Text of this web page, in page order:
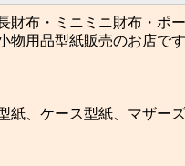
財布・ミニミニ財布・ポ
物用品型紙販売のお店で
紙、ケース型紙、マザー